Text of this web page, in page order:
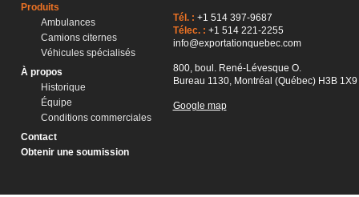
Produits
Ambulances
Camions citernes
Véhicules spécialisés
À propos
Historique
Équipe
Conditions commerciales
Contact
Obtenir une soumission
Tél. : +1 514 397-9687
Télec. : +1 514 221-2255
info@exportationquebec.com
800, boul. René-Lévesque O.
Bureau 1130, Montréal (Québec) H3B 1X9
Google map